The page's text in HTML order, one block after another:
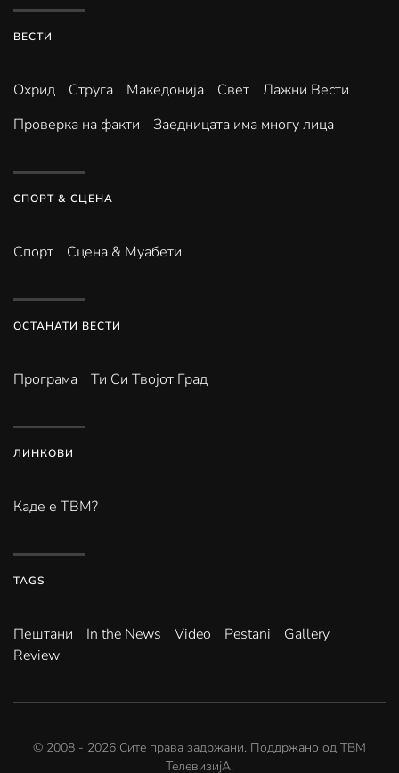
ВЕСТИ
Охрид Струга Македонија Свет
Лажни Вести
Проверка на факти
Заедницата има многу лица
СПОРТ & СЦЕНА
Спорт Сцена & Муабети
ОСТАНАТИ ВЕСТИ
Програма Ти Си Твојот Град
ЛИНКОВИ
Каде е ТВМ?
TAGS
Пештани In the News Video Pestani
Gallery
Review
© 2008 - 2026 Сите права задржани. Поддржано од ТВМ
ТелевизијА.